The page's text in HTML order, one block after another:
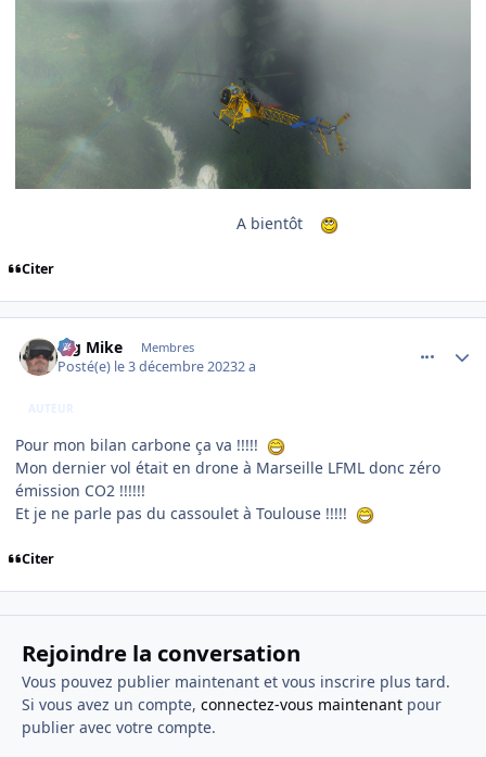
A bientôt
Citer
Big Mike Membres
Posté(e) le 3 décembre 20232 a
AUTEUR
Pour mon bilan carbone ça va !!!!!
Mon dernier vol était en drone à Marseille LFML donc zéro
émission CO2 !!!!!!
Et je ne parle pas du cassoulet à Toulouse !!!!!
Citer
Rejoindre la conversation
Vous pouvez publier maintenant et vous inscrire plus tard.
Si vous avez un compte, connectez-vous maintenantpour
publier avec votre compte.